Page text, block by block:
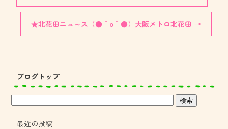
★北花田ニュ～ス（●＾o＾●）大阪メトロ北花田 →
ブログトップ
最近の投稿